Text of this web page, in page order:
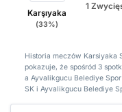
Karşıyaka
(33%)
1
Historia meczów Karsiyaka
pokazuje, że spośród 3
a Ayvalikgucu Belediye
SK i Ayvalikgucu Belediye